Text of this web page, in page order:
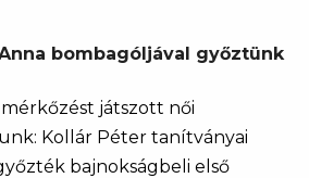
bombagóljával győztünk
játszott női
Kollár Péter tanítványai
bajnokságbeli első